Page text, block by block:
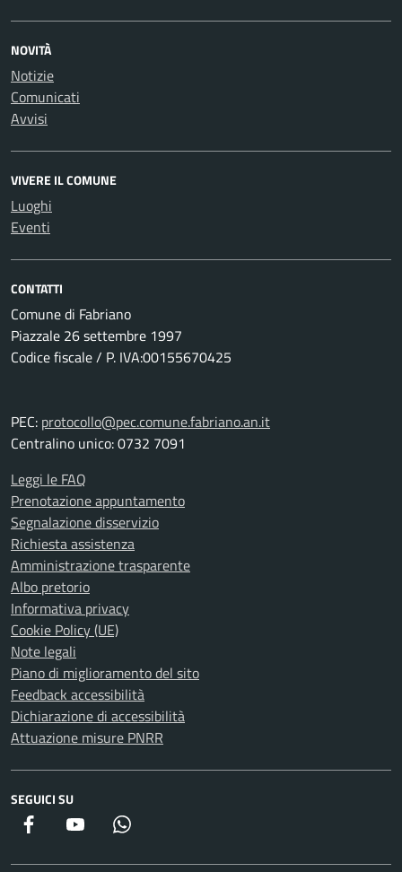
NOVITÀ
Notizie
Comunicati
Avvisi
VIVERE IL COMUNE
Luoghi
Eventi
CONTATTI
Comune di Fabriano
Piazzale 26 settembre 1997
Codice fiscale / P. IVA:00155670425
PEC: protocollo@pec.comune.fabriano.an.it
Centralino unico: 0732 7091
Leggi le FAQ
Prenotazione appuntamento
Segnalazione disservizio
Richiesta assistenza
Amministrazione trasparente
Albo pretorio
Informativa privacy
Cookie Policy (UE)
Note legali
Piano di miglioramento del sito
Feedback accessibilità
Dichiarazione di accessibilità
Attuazione misure PNRR
SEGUICI SU
Facebook YouTube